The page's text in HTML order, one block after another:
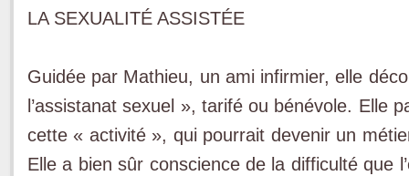
LA SEXUALITÉ ASSISTÉE
Guidée par Mathieu, un ami infirmier, elle
l’assistanat sexuel », tarifé ou bénévole. Elle
cette « activité », qui pourrait devenir un
Elle a bien sûr conscience de la difficulté que